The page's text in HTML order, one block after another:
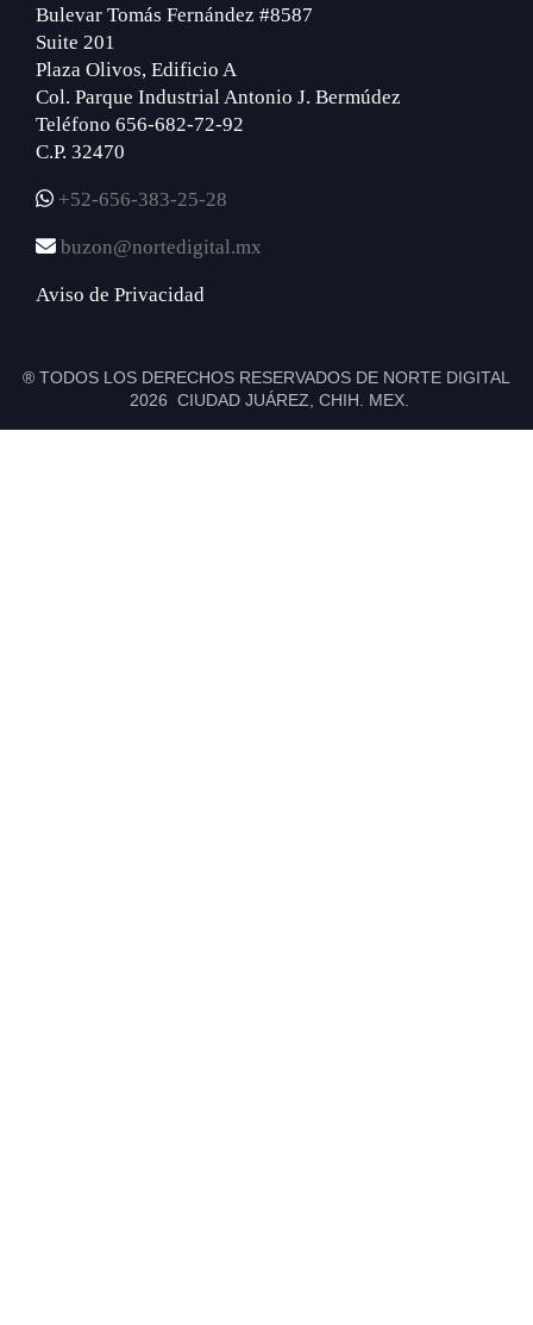
Bulevar Tomás Fernández #8587
Suite 201
Plaza Olivos, Edificio A
Col. Parque Industrial Antonio J. Bermúdez
Teléfono 656-682-72-92
C.P. 32470
+52-656-383-25-28
buzon@nortedigital.mx
Aviso de Privacidad
® TODOS LOS DERECHOS RESERVADOS DE NORTE DIGITAL
2026 CIUDAD JUÁREZ, CHIH. MEX.